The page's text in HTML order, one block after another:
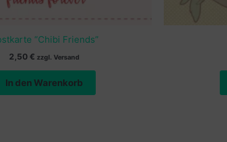
“Chibi Friends”
2,50 € zzgl. Versand
In den Warenkorb